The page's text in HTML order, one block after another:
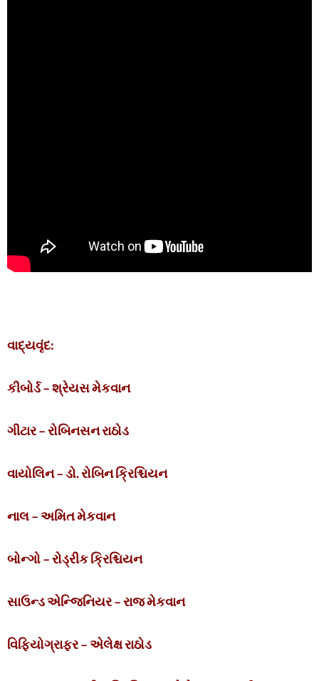
વાદ્યવૃંદ:
કીબોર્ડ – શ્રેયસ મેકવાન
ગીટાર – રોબિનસન રાઠોડ
વાયોલિન – ડો. રોબિન ક્રિશ્ચિયન
નાલ – અમિત મેકવાન
બોન્ગો – રોડ્રીક ક્રિશ્ચિયન
સાઉન્ડ એન્જિનિયર – રાજ મેકવાન
વિફિયોગ્રાફર – એલેક્ષ રાઠોડ